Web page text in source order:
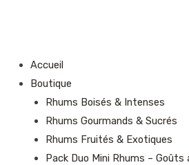
Accueil
Boutique
Rhums Boisés & Intenses
Rhums Gourmands & Sucrés
Rhums Fruités & Exotiques
Pack Duo Mini Rhums – Goûts